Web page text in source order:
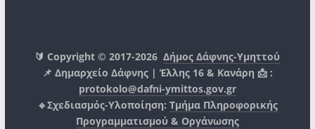
🔰 Copyright © 2017-2026Δήμος Δάφνης-Υμηττού
📌 Δημαρχείο Δάφνης | Έλλης 16 & Κανάρη 📩 :
protokolo@dafni-ymittos.gov.gr
🔹Σχεδιασμός-Υλοποίηση: Τμήμα Πληροφορικής
Προγραμματισμού & Οργάνωσης